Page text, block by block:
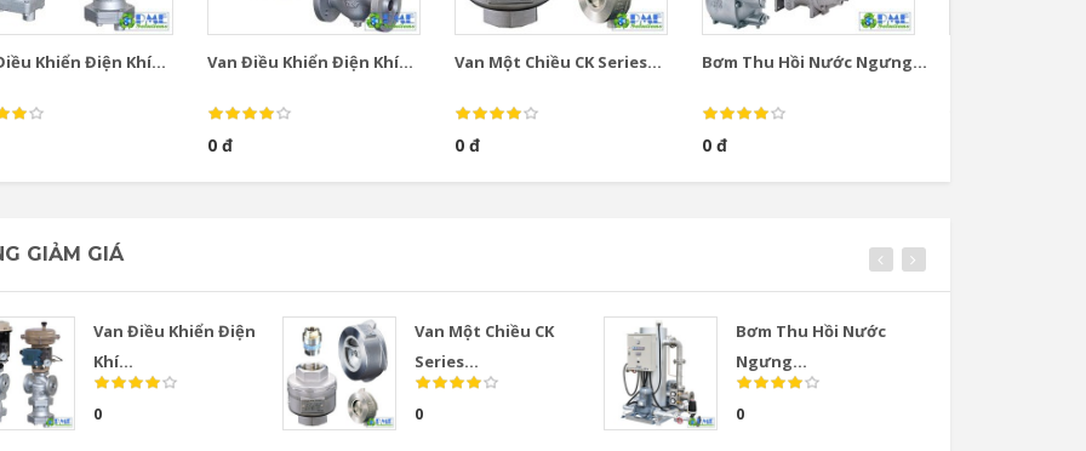
Khiển Điện Khí... Van Điều Khiển Điện Khí...
0 đ
Van Một Chiều CK Series...
0 đ
Bơm Thu Hồi Nước Ngưng...
0 đ
GIẢM GIÁ
Van Điều Khiển Điện
Khí...
0
Van Một Chiều CK
Series...
0
Bơm Thu Hồi Nước
Ngưng...
0